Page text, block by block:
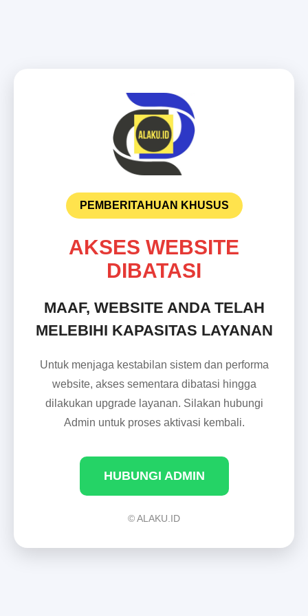
PEMBERITAHUAN KHUSUS
AKSES WEBSITE
DIBATASI
MAAF, WEBSITE ANDA TELAH
MELEBIHI KAPASITAS LAYANAN
Untuk menjaga kestabilan sistem dan performa
website, akses sementara dibatasi hingga
dilakukan upgrade layanan. Silakan hubungi
Admin untuk proses aktivasi kembali.
HUBUNGI ADMIN
© ALAKU.ID